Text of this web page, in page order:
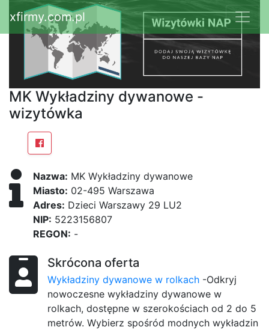
xfirmy.com.pl
MK Wykładziny dywanowe -
wizytówka
Nazwa: MK Wykładziny dywanowe
Miasto: 02-495 Warszawa
Adres: Dzieci Warszawy 29 LU2
NIP: 5223156807
REGON: -
Skrócona oferta
Wykładziny dywanowe w rolkach -Odkryj
nowoczesne wykładziny dywanowe w
rolkach, dostępne w szerokościach od 2 do 5
metrów. Wybierz spośród modnych wykładzin